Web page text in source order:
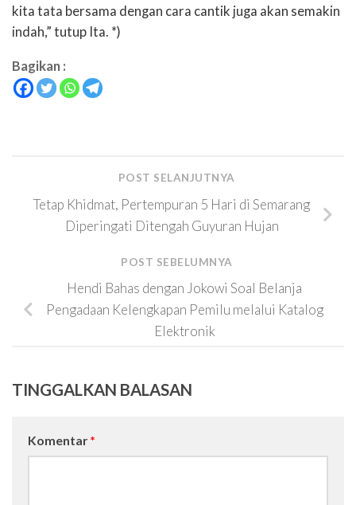
kita tata bersama dengan cara cantik juga akan semakin
indah,” tutup Ita. *)
Bagikan :
POST SELANJUTNYA
Tetap Khidmat, Pertempuran 5 Hari di Semarang
Diperingati Ditengah Guyuran Hujan
POST SEBELUMNYA
Hendi Bahas dengan Jokowi Soal Belanja
Pengadaan Kelengkapan Pemilu melalui Katalog
Elektronik
TINGGALKAN BALASAN
Komentar *